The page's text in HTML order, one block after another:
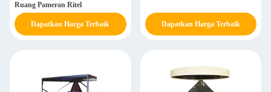
Ruang Pameran Ritel
Dapatkan Harga Terbaik Dapatkan Harga Terbaik